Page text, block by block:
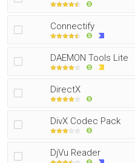
Connectify
DAEMON Tools Lite
DirectX
DivX Codec Pack
DjVu Reader